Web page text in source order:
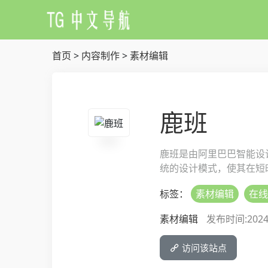
首页 > 内容制作>素材编辑
鹿班
鹿班是由阿里巴巴智能
统的设计模式，使其在
标签：
素材编辑
在
素材编辑
发布时间
访问该站点